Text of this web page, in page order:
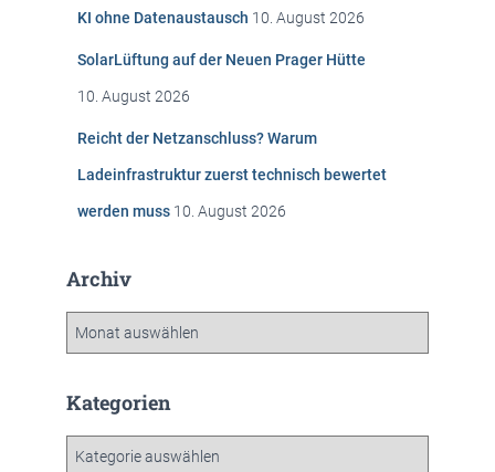
KI ohne Datenaustausch 10. August 2026
SolarLüftung auf der Neuen Prager Hütte
10. August 2026
Reicht der Netzanschluss? Warum
Ladeinfrastruktur zuerst technisch bewertet
werden muss 10. August 2026
Archiv
h
Kategorien